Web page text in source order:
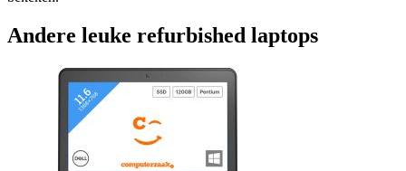
Andere leuke refurbished laptops